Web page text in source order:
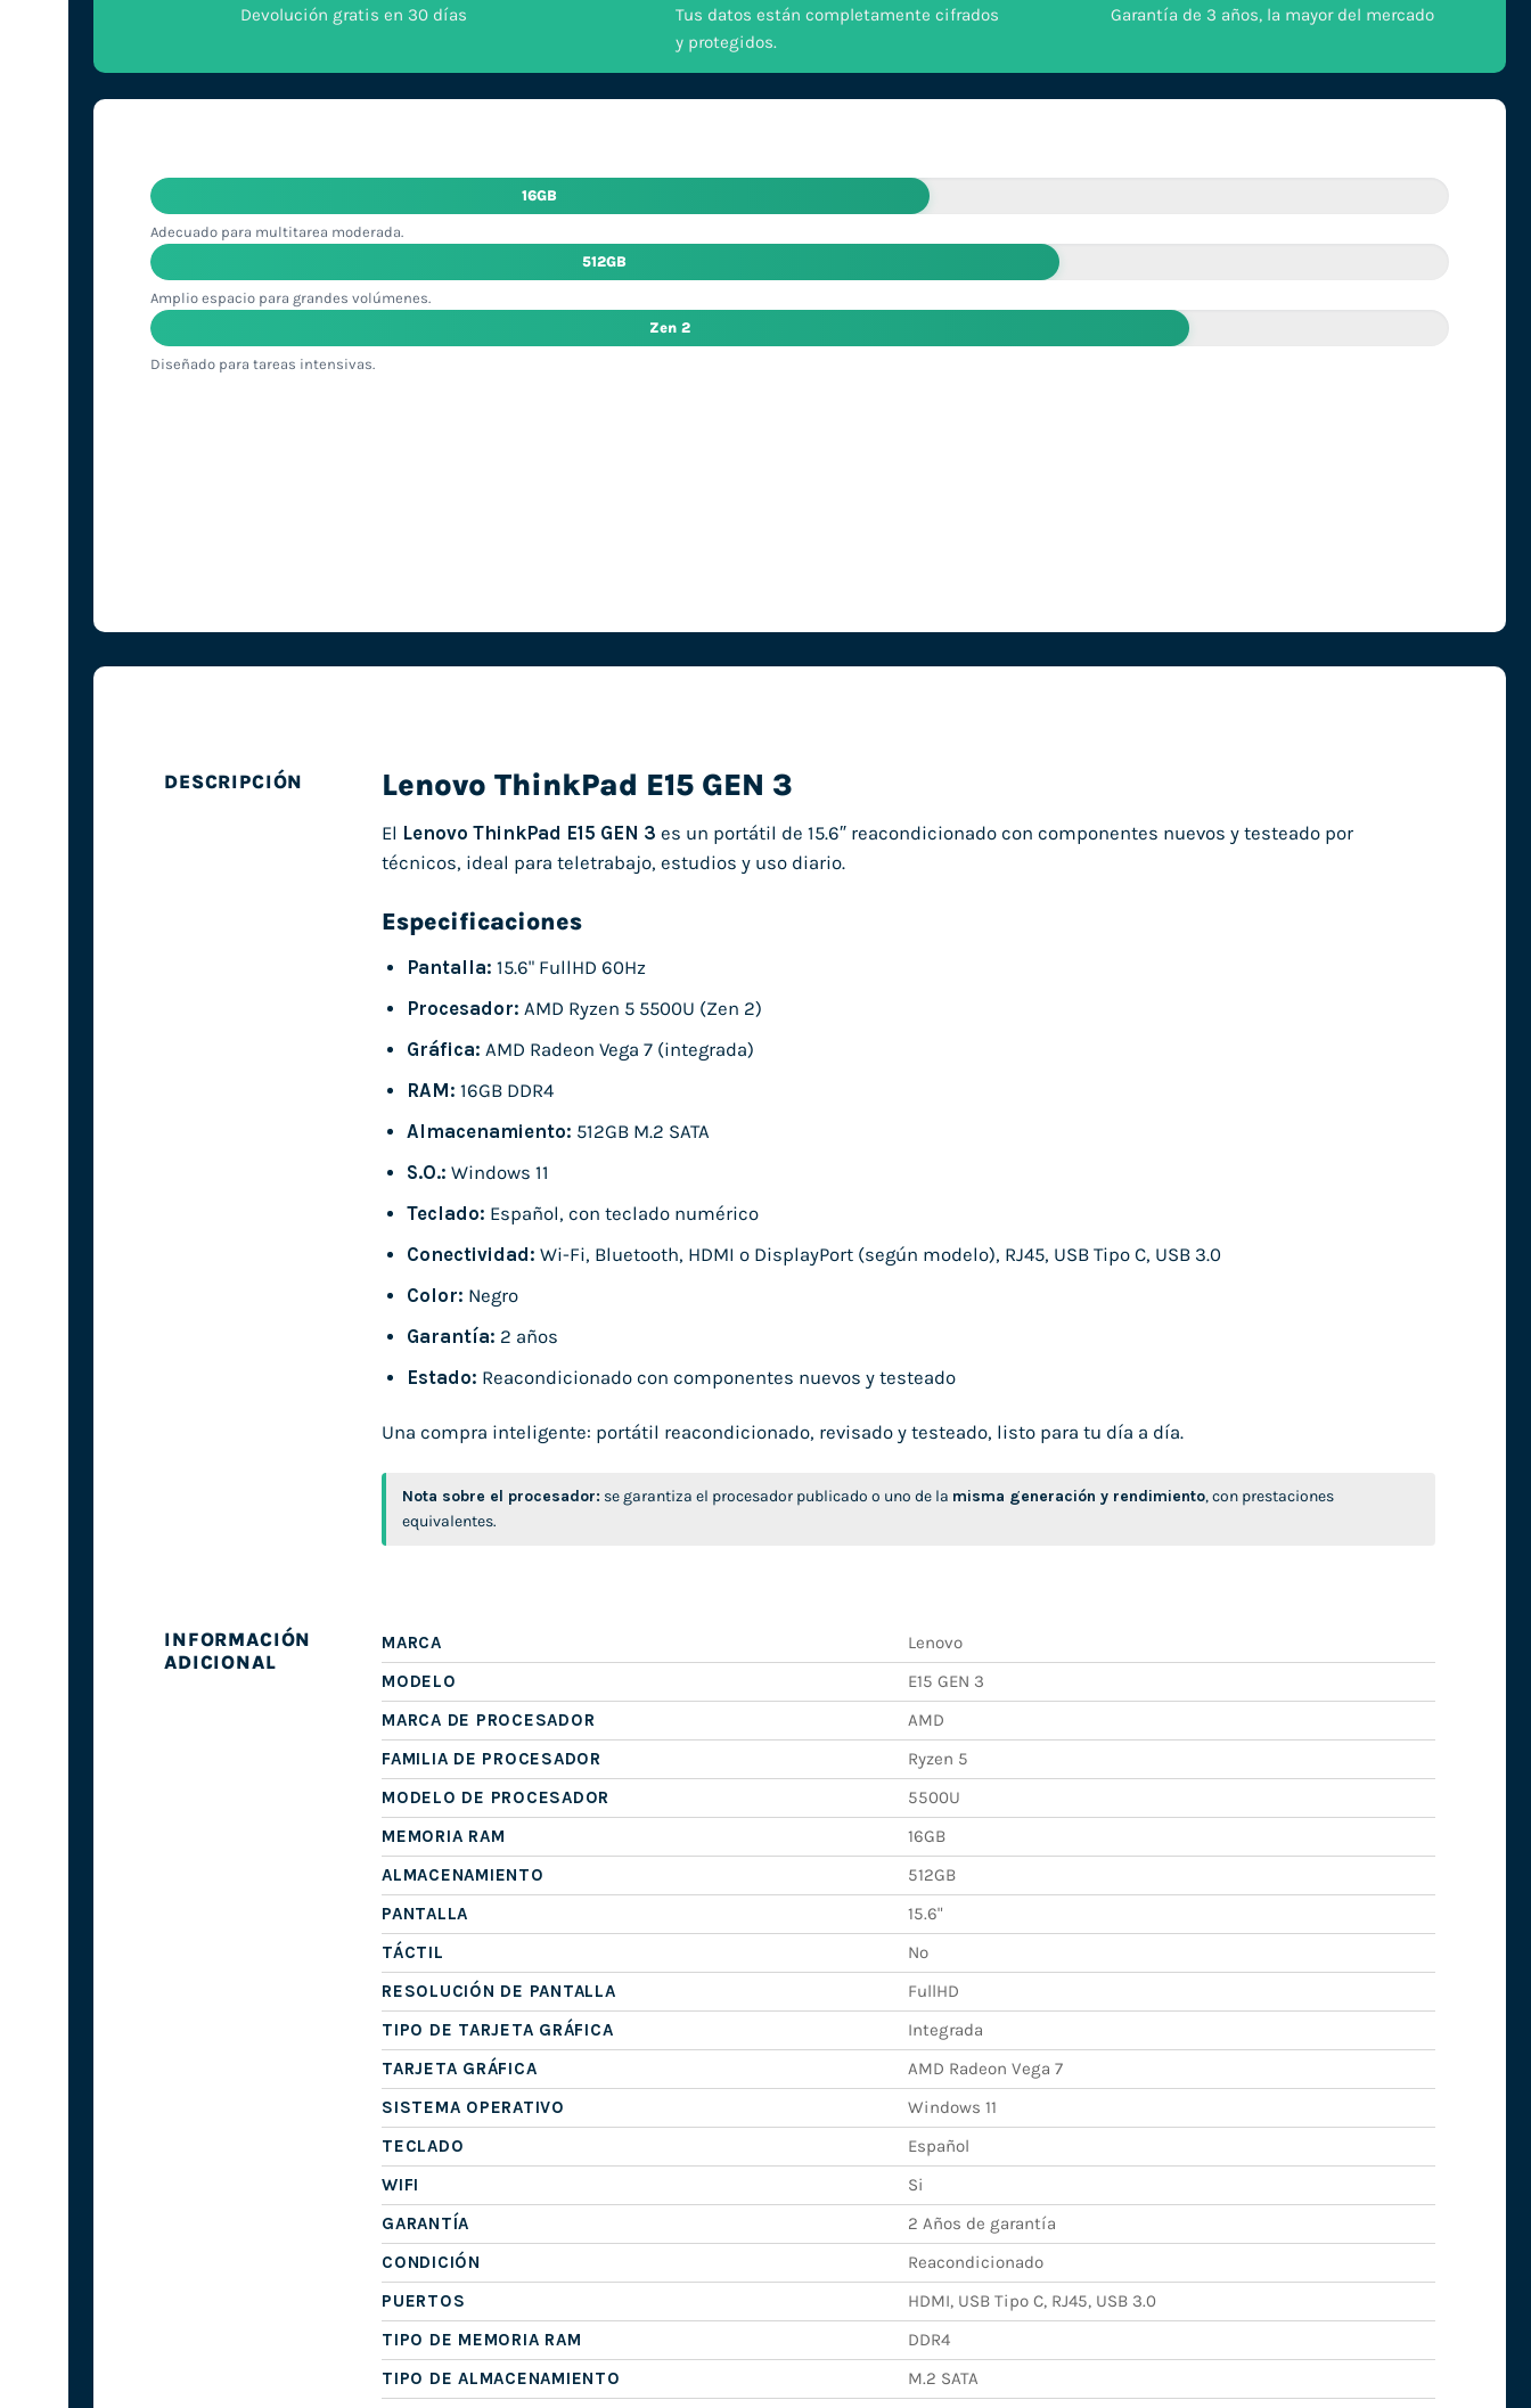
Devolución gratis en 30 días
Tus datos están completamente cifrados
y protegidos.
Garantía de 3 años, la mayor del mercado
16GB
Adecuado para multitarea moderada.
512GB
Amplio espacio para grandes volúmenes.
Zen 2
Diseñado para tareas intensivas.
DESCRIPCIÓN Lenovo ThinkPad E15 GEN 3
El Lenovo ThinkPad E15 GEN 3 es un portátil de 15.6″ reacondicionado con componentes nuevos y testeado por
técnicos, ideal para teletrabajo, estudios y uso diario.
Especificaciones
Pantalla: 15.6" FullHD 60Hz
Procesador: AMD Ryzen 5 5500U (Zen 2)
Gráfica: AMD Radeon Vega 7 (integrada)
RAM: 16GB DDR4
Almacenamiento: 512GB M.2 SATA
S.O.: Windows 11
Teclado: Español, con teclado numérico
Conectividad: Wi-Fi, Bluetooth, HDMI o DisplayPort (según modelo), RJ45, USB Tipo C, USB 3.0
Color: Negro
Garantía: 2 años
Estado: Reacondicionado con componentes nuevos y testeado
Una compra inteligente: portátil reacondicionado, revisado y testeado, listo para tu día a día.
Nota sobre el procesador: se garantiza el procesador publicado o uno de la misma generación y rendimiento, con prestaciones
equivalentes.
INFORMACIÓN
ADICIONAL
MARCA
Lenovo
MODELO
E15 GEN 3
MARCA DE PROCESADOR
AMD
FAMILIA DE PROCESADOR
Ryzen 5
MODELO DE PROCESADOR
5500U
MEMORIA RAM
16GB
ALMACENAMIENTO
512GB
PANTALLA
15.6"
TÁCTIL
No
RESOLUCIÓN DE PANTALLA
FullHD
TIPO DE TARJETA GRÁFICA
Integrada
TARJETA GRÁFICA
AMD Radeon Vega 7
SISTEMA OPERATIVO
Windows 11
TECLADO
Español
WIFI
Si
GARANTÍA
2 Años de garantía
CONDICIÓN
Reacondicionado
PUERTOS
HDMI, USB Tipo C, RJ45, USB 3.0
TIPO DE MEMORIA RAM
DDR4
TIPO DE ALMACENAMIENTO
M.2 SATA